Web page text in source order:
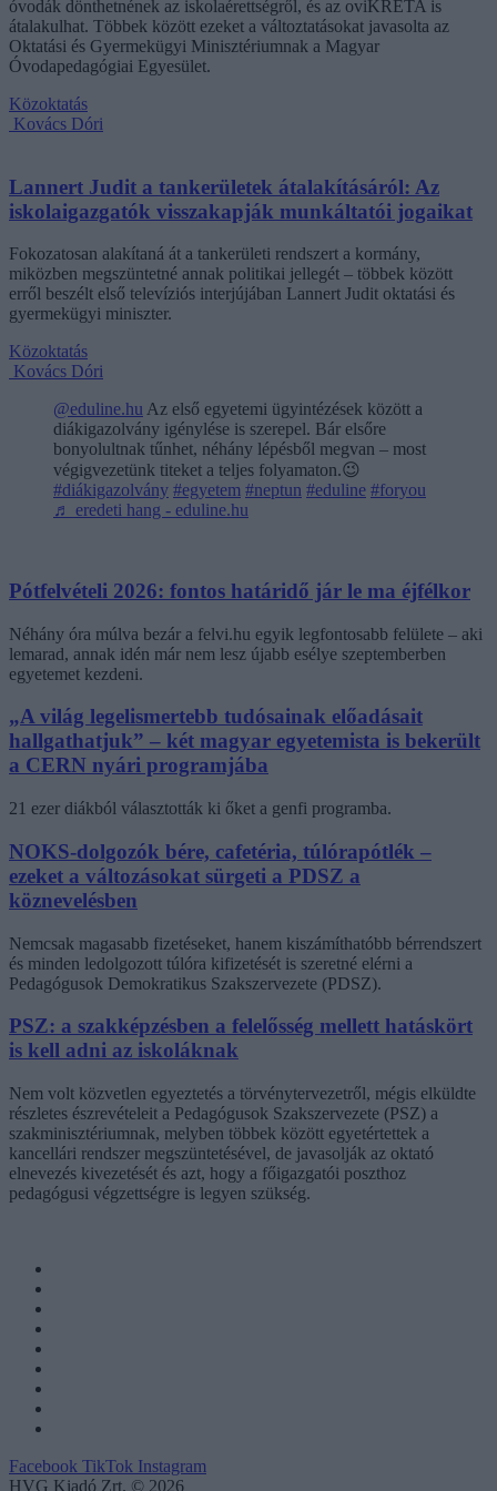
óvodák dönthetnének az iskolaérettségről, és az oviKRÉTA is
átalakulhat. Többek között ezeket a változtatásokat javasolta az
Oktatási és Gyermekügyi Minisztériumnak a Magyar
Óvodapedagógiai Egyesület.
Közoktatás
Kovács Dóri
Lannert Judit a tankerületek átalakításáról: Az
iskolaigazgatók visszakapják munkáltatói jogaikat
Fokozatosan alakítaná át a tankerületi rendszert a kormány,
miközben megszüntetné annak politikai jellegét – többek között
erről beszélt első televíziós interjújában Lannert Judit oktatási és
gyermekügyi miniszter.
Közoktatás
Kovács Dóri
@eduline.hu Az első egyetemi ügyintézések között a
diákigazolvány igénylése is szerepel. Bár elsőre
bonyolultnak tűnhet, néhány lépésből megvan – most
végigvezetünk titeket a teljes folyamaton.😉
#diákigazolvány #egyetem #neptun #eduline #foryou
♬ eredeti hang - eduline.hu
Pótfelvételi 2026: fontos határidő jár le ma éjfélkor
Néhány óra múlva bezár a felvi.hu egyik legfontosabb felülete – aki
lemarad, annak idén már nem lesz újabb esélye szeptemberben
egyetemet kezdeni.
„A világ legelismertebb tudósainak előadásait
hallgathatjuk” – két magyar egyetemista is bekerült
a CERN nyári programjába
21 ezer diákból választották ki őket a genfi programba.
NOKS-dolgozók bére, cafetéria, túlórapótlék –
ezeket a változásokat sürgeti a PDSZ a
köznevelésben
Nemcsak magasabb fizetéseket, hanem kiszámíthatóbb bérrendszert
és minden ledolgozott túlóra kifizetését is szeretné elérni a
Pedagógusok Demokratikus Szakszervezete (PDSZ).
PSZ: a szakképzésben a felelősség mellett hatáskört
is kell adni az iskoláknak
Nem volt közvetlen egyeztetés a törvénytervezetről, mégis elküldte
részletes észrevételeit a Pedagógusok Szakszervezete (PSZ) a
szakminisztériumnak, melyben többek között egyetértettek a
kancellári rendszer megszüntetésével, de javasolják az oktató
elnevezés kivezetését és azt, hogy a főigazgatói poszthoz
pedagógusi végzettségre is legyen szükség.
Facebook TikTok Instagram
HVG Kiadó Zrt. © 2026